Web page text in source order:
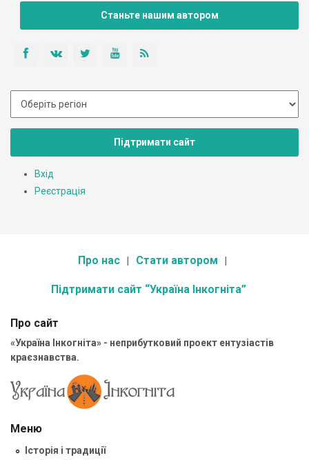
Станьте нашим автором
Підтримати сайт
Вхід
Реєстрація
Про нас Стати автором
Підтримати сайт “Україна Інкогніта”
Про сайт
«Україна Інкогніта» - неприбутковий проект ентузіастів
краєзнавства.
Меню
Історія і традиції